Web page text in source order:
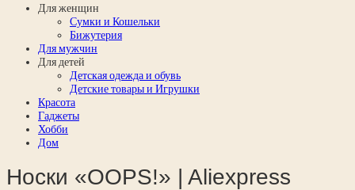
Для женщин
Сумки и Кошельки
Бижутерия
Для мужчин
Для детей
Детская одежда и обувь
Детские товары и Игрушки
Красота
Гаджеты
Хобби
Дом
Носки «OOPS!» | Aliexpress